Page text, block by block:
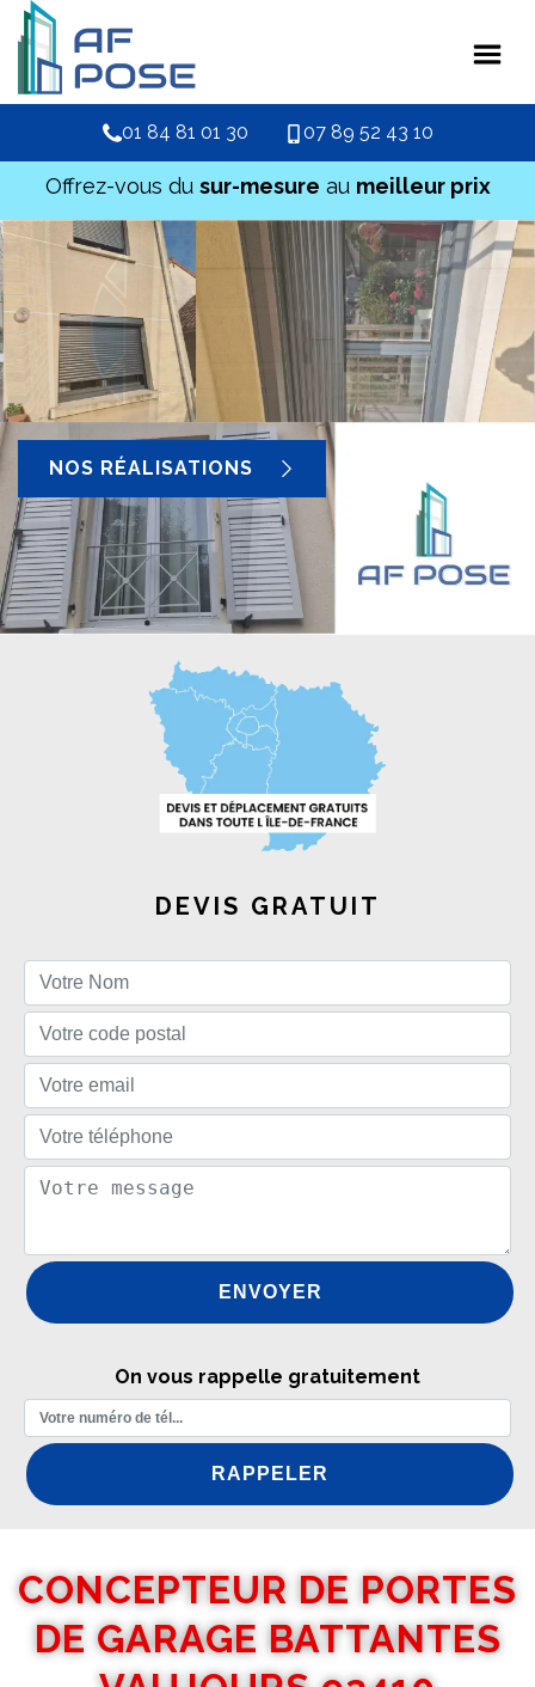
01 84 81 01 30 07 89 52 43 10
Offrez-vous du sur-mesure au meilleur prix
NOS RÉALISATIONS
DEVIS GRATUIT
On vous rappelle gratuitement
CONCEPTEUR DE PORTES
DE GARAGE BATTANTES